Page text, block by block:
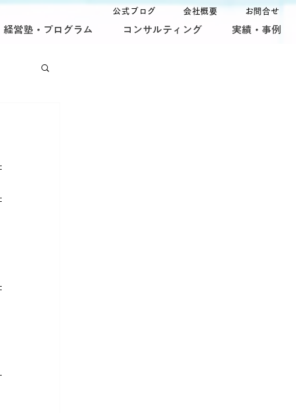
公式ブログ 会社概要 お問合せ
経営塾・プログラム コンサルティング 実績・事例